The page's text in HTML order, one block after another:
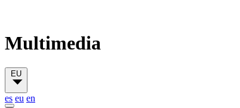
Multimedia
EU
es eu en